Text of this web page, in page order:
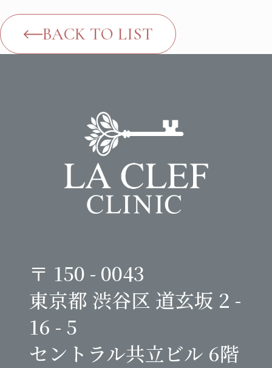
BACK TO LIST
〒 150 - 0043
東京都 渋谷区 道玄坂 2 -
16 - 5
セントラル共立ビル 6階